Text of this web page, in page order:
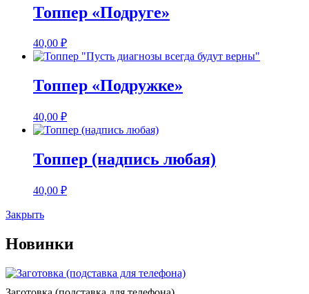
Топпер «Подруге»
40,00 ₽
Топпер «Подружке»
40,00 ₽
Топпер (надпись любая)
40,00 ₽
Закрыть
Новинки